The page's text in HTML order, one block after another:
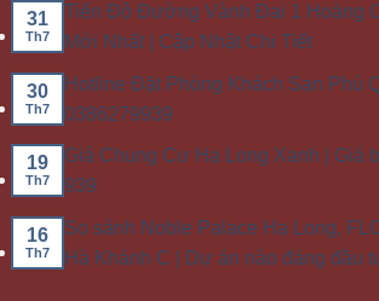
31
Th7
Tiến Độ Đường Vành Đai 1 Hoàng
Mới Nhất | Cập Nhật Chi Tiết
30
Th7
Hotline Đặt Phòng Khách Sạn Phú
0386279939
19
Th7
Giá Chung Cư Hạ Long Xanh | Giá
939
16
Th7
So sánh Noble Palace Hạ Long,
Hà Khánh C | Dự án nào đáng đầu